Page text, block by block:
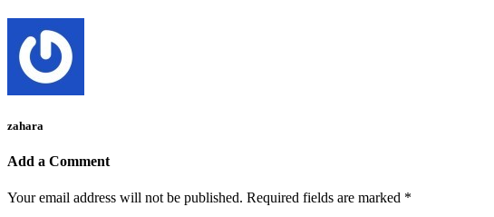
zahara
Add a Comment
Your email address will not be published. Required fields are marked *